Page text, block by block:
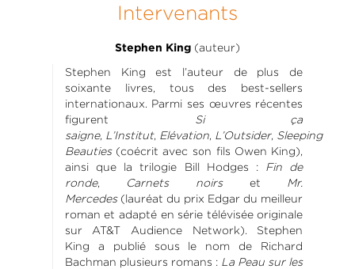
Intervenants
Stephen King (auteur)
Stephen King est l’auteur de plus de
soixante livres, tous des best-sellers
internationaux. Parmi ses œuvres récentes
figurent Si ça
saigne, L’Institut, Elévation, L’Outsider, Sleeping
Beauties(coécrit avec son fils Owen King),
ainsi que la trilogie Bill Hodges : Fin de
ronde, Carnets noirset Mr.
Mercedes(lauréat du prix Edgar du meilleur
roman et adapté en série télévisée originale
sur AT&T Audience Network). Stephen
King a publié sous le nom de Richard
Bachman plusieurs romans : La Peau sur les